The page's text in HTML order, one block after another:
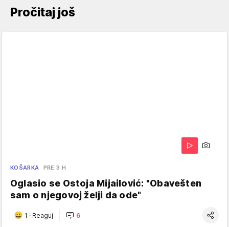
Pročitaj još
KOŠARKA PRE 3 H
Oglasio se Ostoja Mijailović: "Obavešten
sam o njegovoj želji da ode"
1 · Reaguj 6